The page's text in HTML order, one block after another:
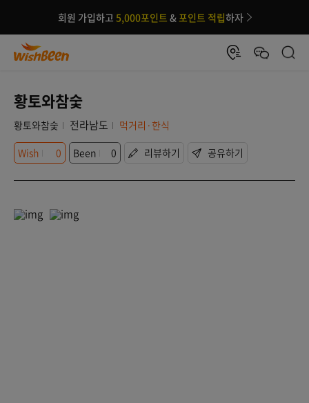
회원 가입하고 5,000포인트 &포인트 적립하자
황토와참숯
황토와참숯 전라남도
먹거리·한식
Wish
0 Been 0 리뷰하기 공유하기